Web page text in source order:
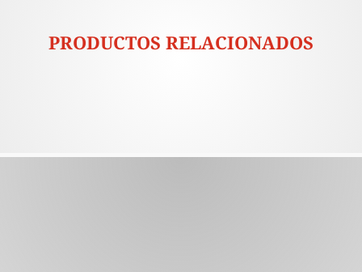
PRODUCTOS RELACIONADOS